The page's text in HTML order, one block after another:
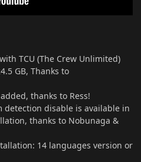
TCU (The Crew Unlimited)
GB, Thanks to
thanks to Ress!
detection disable is available in
thanks to Nobunaga &
14 languages version or